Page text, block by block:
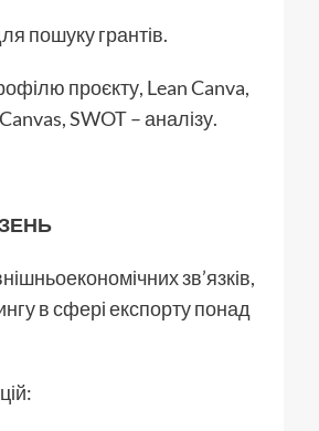
пошуку грантів.
проєкту, Lean Canva,
SWOT – аналізу.
зв’язків,
в сфері експорту понад